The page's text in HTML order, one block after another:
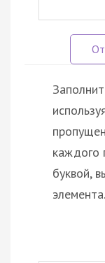
каждого
буквой,
элемента.